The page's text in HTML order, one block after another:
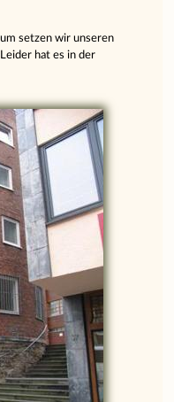
setzen wir unseren
hat es in der